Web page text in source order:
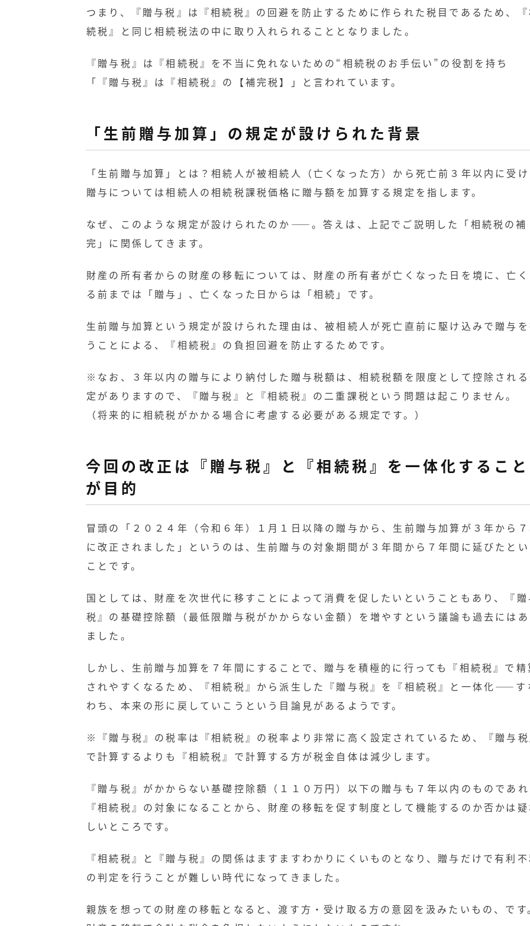
つまり、『贈与税』は『相続税』の回避を防止するために作られた税目であるため、
続税』と同じ相続税法の中に取り入れられることとなりました。
『贈与税』は『相続税』を不当に免れないための“相続税のお手伝い”の役割を持ち
「『贈与税』は『相続税』の【補完税】」と言われています。
「生前贈与加算」の規定が設けられた背景
「生前贈与加算」とは？相続人が被相続人（亡くなった方）から死亡前３年以内に受
贈与については相続人の相続税課税価格に贈与額を加算する規定を指します。
なぜ、このような規定が設けられたのか――。答えは、上記でご説明した「相続税の補
完」に関係してきます。
財産の所有者からの財産の移転については、財産の所有者が亡くなった日を境に、亡
る前までは「贈与」、亡くなった日からは「相続」です。
生前贈与加算という規定が設けられた理由は、被相続人が死亡直前に駆け込みで贈与
うことによる、『相続税』の負担回避を防止するためです。
※なお、３年以内の贈与により納付した贈与税額は、相続税額を限度として控除され
定がありますので、『贈与税』と『相続税』の二重課税という問題は起こりません。
（将来的に相続税がかかる場合に考慮する必要がある規定です。）
今回の改正は『贈与税』と『相続税』を一体化すること
が目的
冒頭の「２０２４年（令和６年）１月１日以降の贈与から、生前贈与加算が３年から
に改正されました」というのは、生前贈与の対象期間が３年間から７年間に延びたと
ことです。
国としては、財産を次世代に移すことによって消費を促したいということもあり、『
税』の基礎控除額（最低限贈与税がかからない金額）を増やすという議論も過去には
ました。
しかし、生前贈与加算を７年間にすることで、贈与を積極的に行っても『相続税』で
されやすくなるため、『相続税』から派生した『贈与税』を『相続税』と一体化――す
わち、本来の形に戻していこうという目論見があるようです。
※『贈与税』の税率は『相続税』の税率より非常に高く設定されているため、『贈与
で計算するよりも『相続税』で計算する方が税金自体は減少します。
『贈与税』がかからない基礎控除額（１１０万円）以下の贈与も７年以内のものであ
『相続税』の対象になることから、財産の移転を促す制度として機能するのか否かは
しいところです。
『相続税』と『贈与税』の関係はますますわかりにくいものとなり、贈与だけで有利
の判定を行うことが難しい時代になってきました。
親族を想っての財産の移転となると、渡す方・受け取る方の意図を汲みたいもの、です